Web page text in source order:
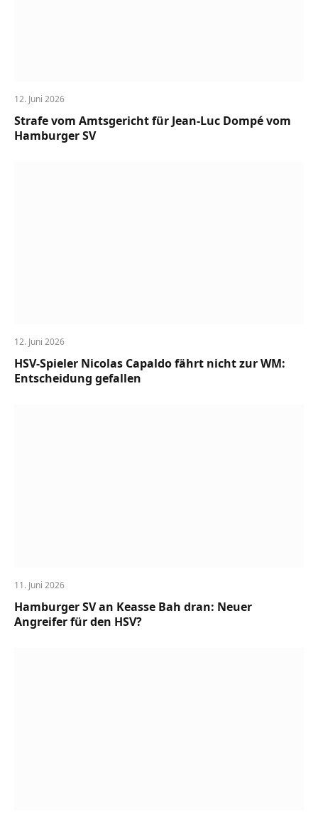
12. Juni 2026
Strafe vom Amtsgericht für Jean-Luc Dompé vom
Hamburger SV
12. Juni 2026
HSV-Spieler Nicolas Capaldo fährt nicht zur WM:
Entscheidung gefallen
11. Juni 2026
Hamburger SV an Keasse Bah dran: Neuer
Angreifer für den HSV?